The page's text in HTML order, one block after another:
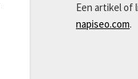
Een artikel of
napiseo.com.